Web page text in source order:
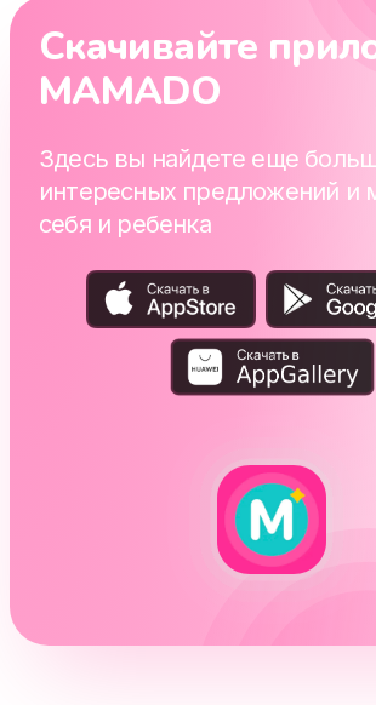
Скачивайте
MAMADO
Здесь вы найдете еще
интересных предложений и
себя и ребенка